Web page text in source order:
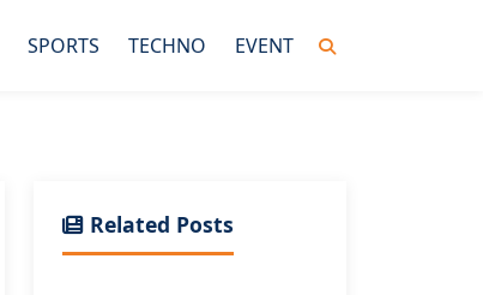
SPORTS TECHNO EVENT
Related Posts